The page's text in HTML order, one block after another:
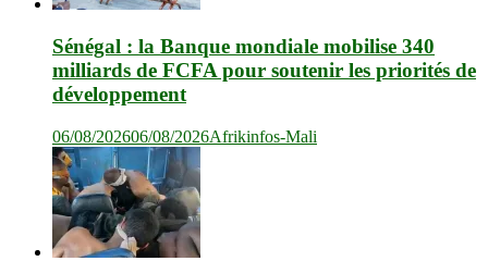
Sénégal : la Banque mondiale mobilise 340
milliards de FCFA pour soutenir les priorités de
développement
06/08/202606/08/2026Afrikinfos-Mali